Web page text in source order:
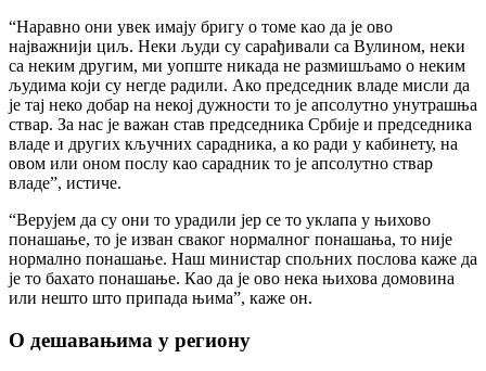
“Наравно они увек имају бригу о томе као да је ово
најважнији циљ. Неки људи су сарађивали са Вулином, неки
са неким другим, ми уопште никада не размишљамо о неким
људима који су негде радили. Ако председник владе мисли да
је тај неко добар на некој дужности то је апсолутно унутрашња
ствар. За нас је важан став председника Србије и председника
владе и других кључних сарадника, а ко ради у кабинету, на
овом или оном послу као сарадник то је апсолутно ствар
владе”, истиче.
“Верујем да су они то урадили јер се то уклапа у њихово
понашање, то је изван сваког нормалног понашања, то није
нормално понашање. Наш министар спољних послова каже да
је то бахато понашање. Као да је ово нека њихова домовина
или нешто што припада њима”, каже он.
О дешавањима у региону